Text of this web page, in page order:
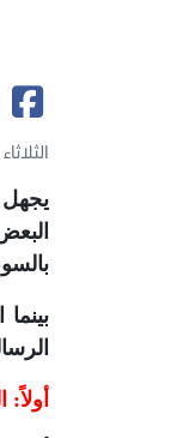
الثلاثاء 16 يوليو 2024 08:26 ص
يجهل